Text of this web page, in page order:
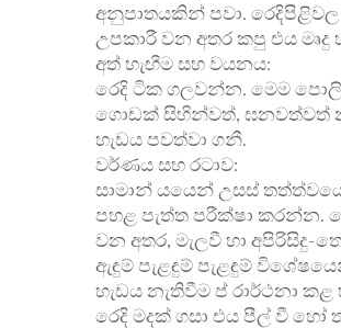
අනුපාතයකින් පවා.
උපකාරී වන අතර කපු එය මෘදු
අත් හැඟීම සහ වයනය:
රෙදි ටික ගලවන්න. මෙම
ගොඩක් සිහින්වත්, ඝනවත්වත්
හැඩය පවත්වා ගනී.
වර්ණය සහ රටාව:
සාමාන් යයෙන් උසස්
පහළ පැත්ත පරීක්ෂා කරන්න.
වන අතර, මැලවී හා අපිරිසිදු-
ඇඳුම් පැළඳුම් පැළඳුම්
හැඩය නැතිවීම ප් රාර්ථනා
රෙදි මදක් ගසා එය පීල් වී හෝ